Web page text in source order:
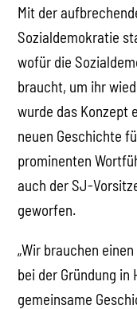
Mit der
Sozialdemokratie
wofür die
braucht, um ihr
wurde das Konzept
neuen Geschichte
prominenten
auch der SJ-
geworfen.
„Wir brauchen
bei der Gründung in
gemeinsame